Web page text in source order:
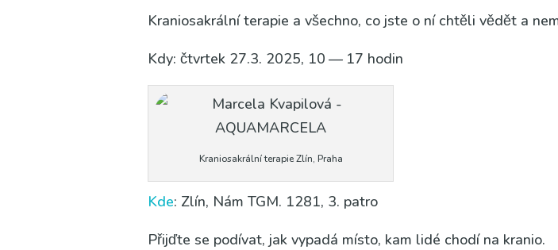
Kra­ni­o­sa­král­ní tera­pie a všech­no, co jste o ní chtě­li vědět a
Kdy: čtvr­tek 27.3. 2025, 10 — 17 hodin
Kra­ni­o­sa­král­ní tera­pie Zlín, Pra­ha
Kde: Zlín, Nám TGM. 1281, 3. patro
Přijď­te se podí­vat, jak vypa­dá mís­to, kam lidé cho­dí na kra­nio.